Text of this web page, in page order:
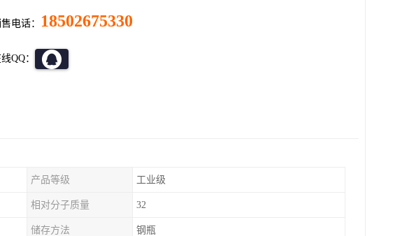
电话： 18502675330
QQ：
产品等级 工业级
相对分子质量 32
储存方法 钢瓶